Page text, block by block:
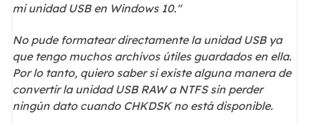
mi unidad USB en Windows 10."
No pude formatear directamente la unidad USB ya
que tengo muchos archivos útiles guardados en ella.
Por lo tanto, quiero saber si existe alguna manera de
convertir la unidad USB RAW a NTFS sin perder
ningún dato cuando CHKDSK no está disponible.